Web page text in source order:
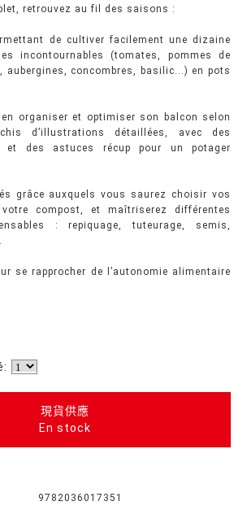
retrouvez au fil des saisons :
de cultiver facilement une dizaine
incontournables (tomates, pommes de
concombres, basilic...) en pots
organiser et optimiser son balcon selon
d’illustrations détaillées, avec des
et des astuces récup pour un potager
grâce auxquels vous saurez choisir vos
compost, et maîtriserez différentes
: repiquage, tuteurage, semis,
se rapprocher de l’autonomie alimentaire
現貨供應
En stock
9782036017351